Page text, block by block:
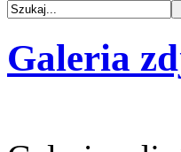
Galeria